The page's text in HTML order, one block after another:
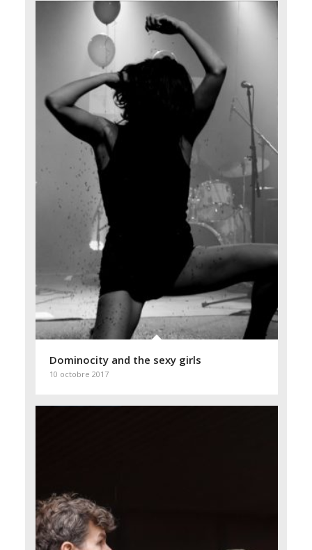
Dominocity and the sexy girls
10 octobre 2017